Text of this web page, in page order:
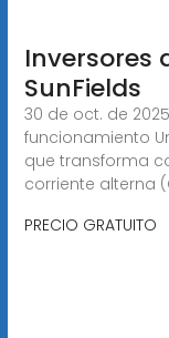
Inversores
SunFields
30 de oct. de
funcionamiento
que transforma
corriente alterna
PRECIO GRATUITO